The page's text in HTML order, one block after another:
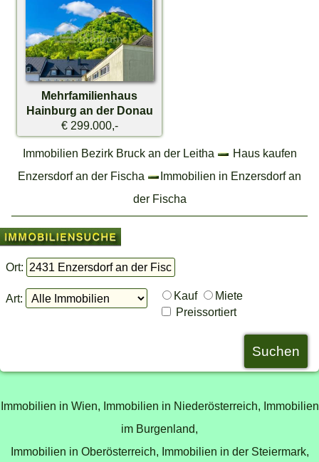
Mehrfamilienhaus
Hainburg an der Donau
€ 299.000,-
Immobilien Bezirk Bruck an der Leitha
Haus kaufen
Enzersdorf an der Fischa
Immobilien in Enzersdorf an
der Fischa
Ort:
Art: Kauf
Miete
Preissortiert
Immobilien in Wien, Immobilien in Niederösterreich, Immobilien
im Burgenland,
Immobilien in Oberösterreich, Immobilien in der Steiermark,